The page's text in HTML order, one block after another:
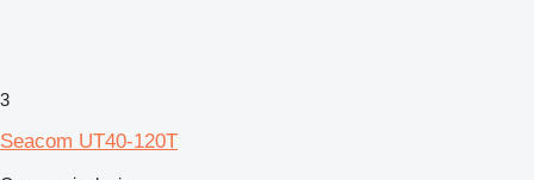
3
Seacom UT40-120T